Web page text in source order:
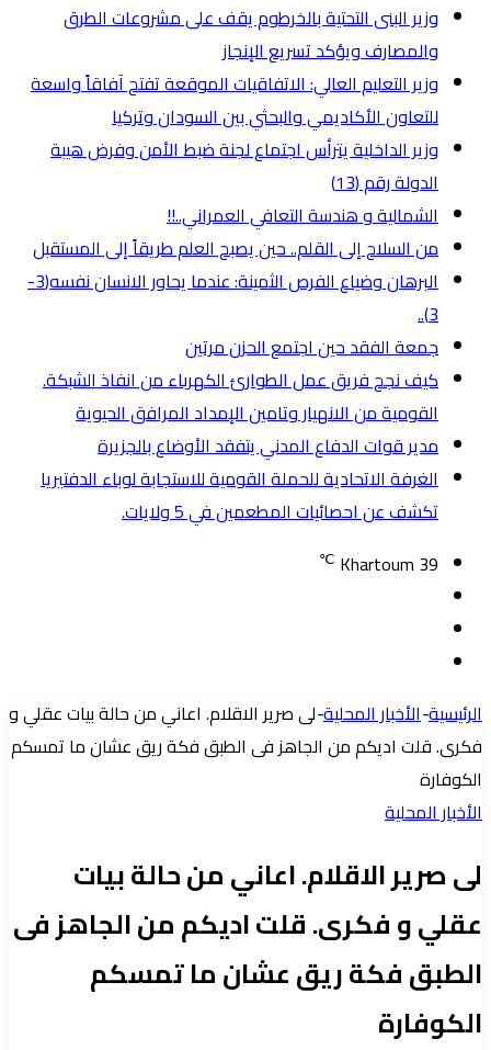
وزير البنى التحتية بالخرطوم يقف على مشروعات الطرق
والمصارف ويؤكد تسريع الإنجاز
وزير التعليم العالي: الاتفاقيات الموقعة تفتح آفاقاً واسعة
للتعاون الأكاديمي والبحثي بين السودان وتركيا
وزير الداخلية يترأس اجتماع لجنة ضبط الأمن وفرض هيبة
الدولة رقم (13)
الشمالية و هندسة التعافي العمراني..!!
من السلاح إلى القلم.. حين يصبح العلم طريقاً إلى المستقبل
البرهان وضياع الفرص الثمينة: عندما يحاور الانسان نفسه(3-
3)..
جمعة الفقد حين اجتمع الحزن مرتين
كيف نجح فريق عمل الطوارئ الكهرباء من انفاذ الشبكة.
القومية من الانهيار وتامين الإمداد المرافق الحيوية
مدير قوات الدفاع المدني يتفقد الأوضاع بالجزيرة
الغرفة الاتحادية للحملة القومية للاستجابة لوباء الدفتيريا
تكشف عن احصائيات المطعمين في 5 ولايات.
Khartoum 39
℃
جانبيالرئيسية-الأخبار المحلية-لى صرير الاقلام. اعاني من حالة بيات عقلي و
فكرى. قلت اديكم من الجاهز فى الطبق فكة ريق عشان ما تمسكم
الكوفارة
الأخبار المحلية
لى صرير الاقلام. اعاني من حالة بيات
عقلي و فكرى. قلت اديكم من الجاهز فى
الطبق فكة ريق عشان ما تمسكم
الكوفارة